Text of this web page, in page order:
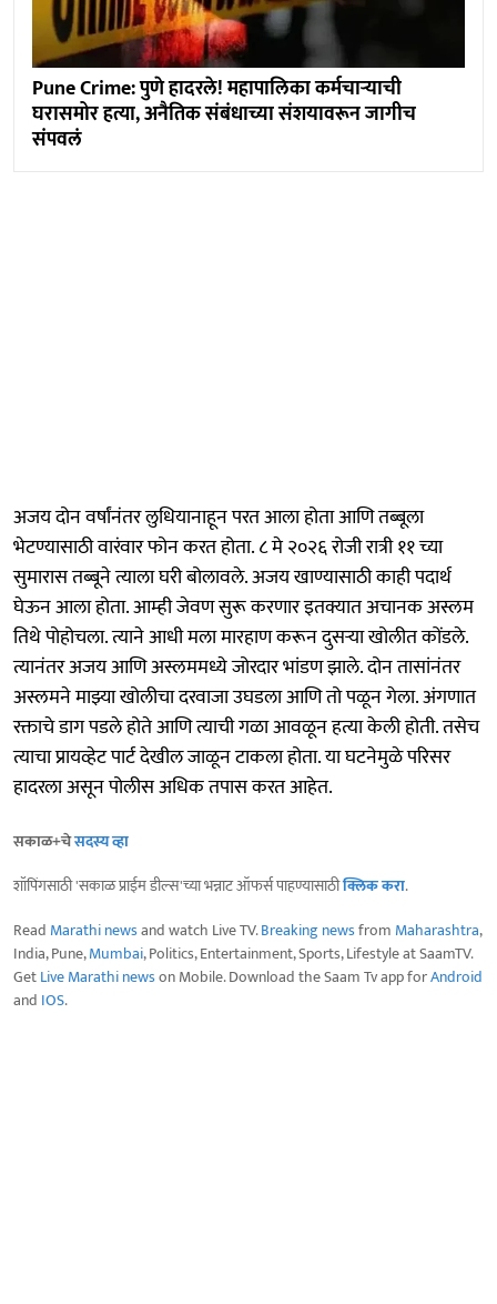
Pune Crime: पुणे हादरले! महापालिका कर्मचाऱ्याची
घरासमोर हत्या, अनैतिक संबंधाच्या संशयावरून जागीच
संपवलं
अजय दोन वर्षांनंतर लुधियानाहून परत आला होता आणि तब्बूला
भेटण्यासाठी वारंवार फोन करत होता. ८ मे २०२६ रोजी रात्री ११ च्या
सुमारास तब्बूने त्याला घरी बोलावले. अजय खाण्यासाठी काही पदार्थ
घेऊन आला होता. आम्ही जेवण सुरू करणार इतक्यात अचानक अस्लम
तिथे पोहोचला. त्याने आधी मला मारहाण करून दुसऱ्या खोलीत कोंडले.
त्यानंतर अजय आणि अस्लममध्ये जोरदार भांडण झाले. दोन तासांनंतर
अस्लमने माझ्या खोलीचा दरवाजा उघडला आणि तो पळून गेला. अंगणात
रक्ताचे डाग पडले होते आणि त्याची गळा आवळून हत्या केली होती. तसेच
त्याचा प्रायव्हेट पार्ट देखील जाळून टाकला होता. या घटनेमुळे परिसर
हादरला असून पोलीस अधिक तपास करत आहेत.
सकाळ+चेसदस्य व्हा
शॉपिंगसाठी 'सकाळ प्राईम डील्स'च्या भन्नाट ऑफर्स पाहण्यासाठीक्लिक करा.
Read Marathi newsand watch Live TV.Breaking newsfrom Maharashtra,
India, Pune,Mumbai, Politics, Entertainment, Sports, Lifestyle at SaamTV.
GetLive Marathi newson Mobile. Download the Saam Tv app forAndroid
and IOS.